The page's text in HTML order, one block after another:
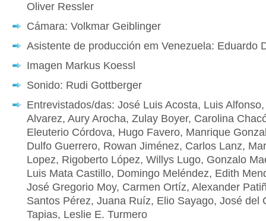
Oliver Ressler
Cámara: Volkmar Geiblinger
Asistente de producción em Venezuela: Eduardo
Imagen Markus Koessl
Sonido: Rudi Gottberger
Entrevistados/das: José Luis Acosta, Luis
Alvarez, Aury Arocha, Zulay Boyer, Carolina
Eleuterio Córdova, Hugo Favero, Manrique
Dulfo Guerrero, Rowan Jiménez, Carlos Lanz,
Lopez, Rigoberto López, Willys Lugo, Gonzalo
Luis Mata Castillo, Domingo Meléndez, Edith
José Gregorio Moy, Carmen Ortíz, Alexander
Santos Pérez, Juana Ruíz, Elio Sayago, José del
Tapias, Leslie E. Turmero